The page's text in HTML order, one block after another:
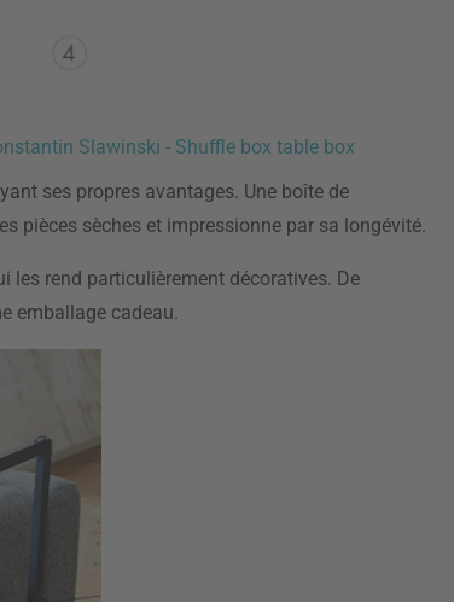
Slawinski - Shuffle box table box
ses propres avantages. Une boîte de
pièces sèches et impressionne par sa longévité.
les rend particulièrement décoratives. De
emballage cadeau.